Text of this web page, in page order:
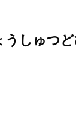
うしゅつ